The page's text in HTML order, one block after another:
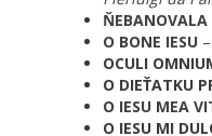
ŇEBANOVALA
O BONE IESU –
OCULI
O DIEŤATKU
O IESU MEA
O IESU MI